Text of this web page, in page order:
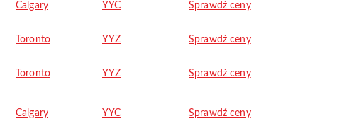
Calgary YYC Sprawdź ceny
Toronto YYZ Sprawdź ceny
Toronto YYZ Sprawdź ceny
Calgary YYC Sprawdź ceny